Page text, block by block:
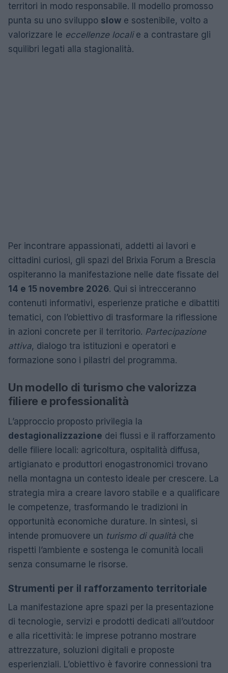
territori in modo responsabile. Il modello promosso
punta su uno sviluppo slow e sostenibile, volto a
valorizzare le eccellenze localie a contrastare gli
squilibri legati alla stagionalità.
Per incontrare appassionati, addetti ai lavori e
cittadini curiosi, gli spazi del Brixia Forum a Brescia
ospiteranno la manifestazione nelle date fissate del
14 e 15 novembre 2026. Qui si intrecceranno
contenuti informativi, esperienze pratiche e dibattiti
tematici, con l’obiettivo di trasformare la riflessione
in azioni concrete per il territorio. Partecipazione
attiva, dialogo tra istituzioni e operatori e
formazione sono i pilastri del programma.
Un modello di turismo che valorizza
filiere e professionalità
L’approccio proposto privilegia la
destagionalizzazione dei flussi e il rafforzamento
delle filiere locali: agricoltura, ospitalità diffusa,
artigianato e produttori enogastronomici trovano
nella montagna un contesto ideale per crescere. La
strategia mira a creare lavoro stabile e a qualificare
le competenze, trasformando le tradizioni in
opportunità economiche durature. In sintesi, si
intende promuovere un turismo di qualità che
rispetti l’ambiente e sostenga le comunità locali
senza consumarne le risorse.
Strumenti per il rafforzamento territoriale
La manifestazione apre spazi per la presentazione
di tecnologie, servizi e prodotti dedicati all’outdoor
e alla ricettività: le imprese potranno mostrare
attrezzature, soluzioni digitali e proposte
esperienziali. L’obiettivo è favorire connessioni tra